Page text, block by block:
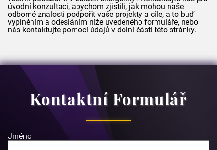
úvodní konzultaci, abychom zjistili, jak mohou naše
odborné znalosti podpořit vaše projekty a cíle, a to buď
vyplněním a odesláním níže uvedeného formuláře, nebo
nás kontaktujte pomocí údajů v dolní části této stránky.
Kontaktní Formulář
Jméno